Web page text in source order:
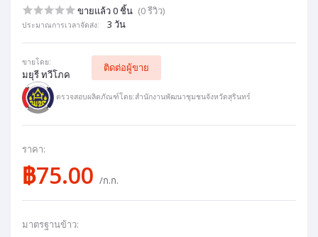
ขายแล้ว 0 ชิ้น (0 รีวิว)
ประมาณการเวลาจัดส่ง: 3 วัน
ขายโดย:
มยุรี ทวีโภค
ติดต่อผู้ขาย
ตรวจสอบผลิตภัณฑ์โดย:สำนักงานพัฒนาชุมชนจังหวัดสุรินทร์
ราคา:
฿75.00 /ก.ก.
มาตรฐานข้าว: